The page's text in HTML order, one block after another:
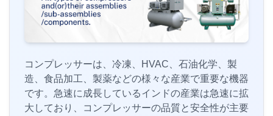
コンプレッサーは、冷凍、HVAC、石油化学、製
造、食品加工、製薬などの様々な産業で重要な機器
です。急速に成長しているインドの産業は急速に拡
大しており、コンプレッサーの品質と安全性が主要